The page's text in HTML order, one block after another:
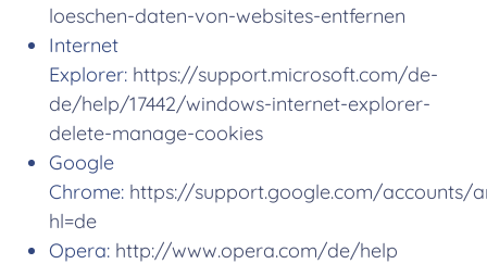
loeschen-daten-von-websites-entfernen
Internet
Explorer: https://support.microsoft.com/de-
de/help/17442/windows-internet-explorer-
delete-manage-cookies
Google
Chrome: https://support.google.com/accounts/
hl=de
Opera: http://www.opera.com/de/help